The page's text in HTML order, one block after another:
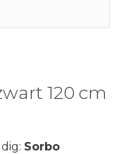
120 cm
Sorbo